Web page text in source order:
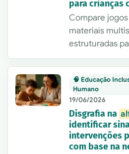
para crianças
Compare
materiais
estruturadas
intervenção
casos de
objetivo
tempo e
🧠 Educação
Humano
19/06/2026
Disgrafia na
identificar
intervenções
com base na